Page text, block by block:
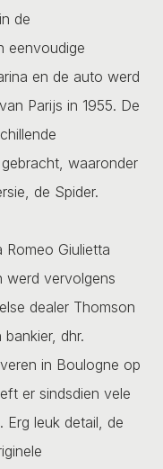
de
eenvoudige
en de auto werd
Parijs in 1955. De
waaronder
de Spider.
Romeo Giulietta
werd vervolgens
dealer Thomson
dhr.
in Boulogne op
er sindsdien vele
Erg leuk detail, de